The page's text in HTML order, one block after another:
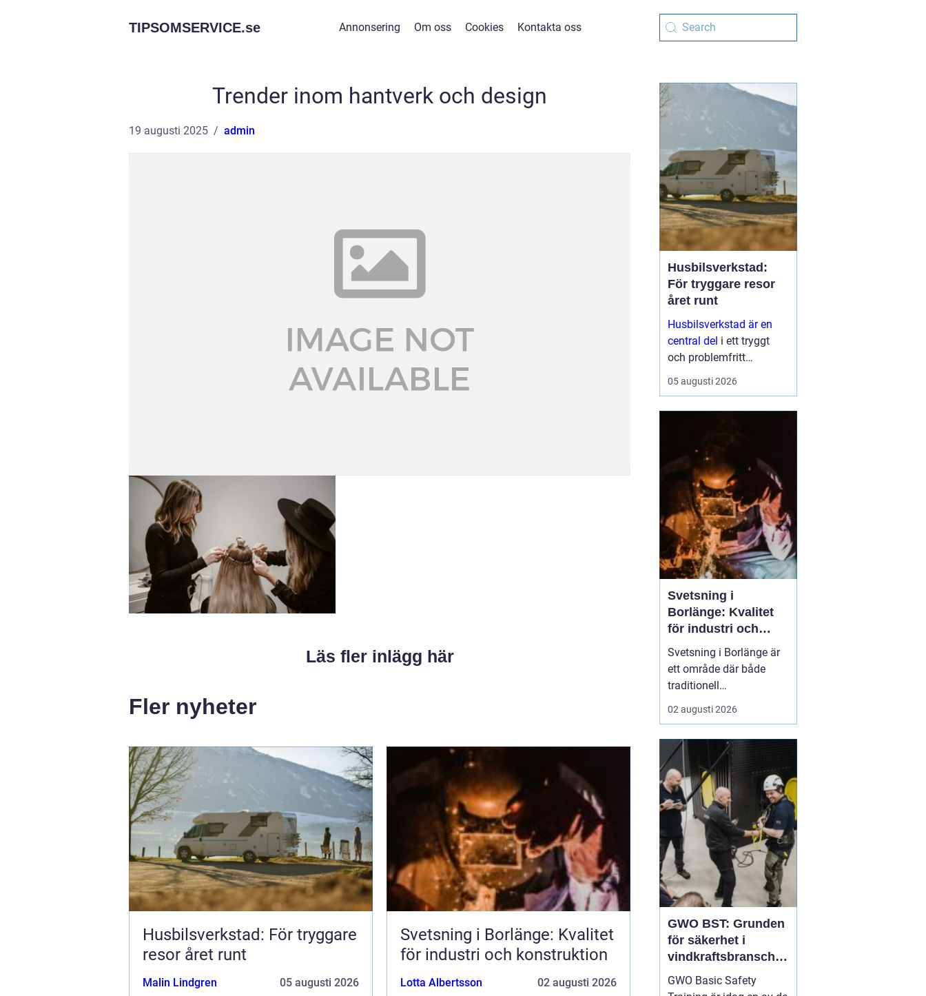
TIPSOMSERVICE.se Annonsering Om oss Cookies Kontakta oss
Trender inom hantverk och design
19 augusti 2025 admin
Läs fler inlägg här
Fler nyheter
Husbilsverkstad: För tryggare
resor året runt
Malin Lindgren 05 augusti 2026
Svetsning i Borlänge: Kvalitet
för industri och konstruktion
Lotta Albertsson 02 augusti 2026
Husbilsverkstad:
För tryggare resor
året runt
Husbilsverkstad är en
central del i ett tryggt
och problemfritt
husbilsliv. När en husbil
används som både
05 augusti 2026
Svetsning i
Borlänge: Kvalitet
för industri och
konstruktion
Svetsning i Borlänge är
ett område där både
traditionell
verkstadsindustri och
moderna
möts. I takt med att
kraven på hållbara
lösningar och hög
produktionssäkerhet ö...
02 augusti 2026
GWO BST: Grunden
för säkerhet i
vindkraftsbransche
n
GWO Basic Safety